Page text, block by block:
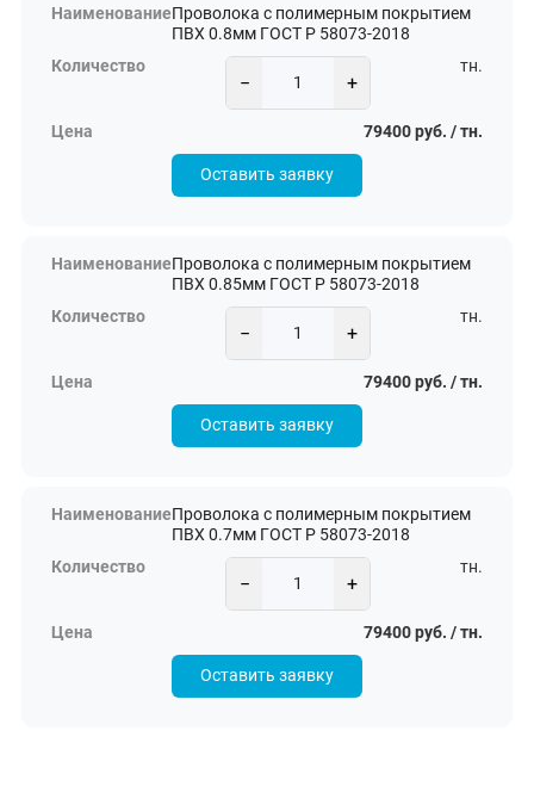
Проволока с полимерным покрытием
ПВХ 0.8мм ГОСТ Р 58073-2018
− +
тн.
79400 руб. / тн.
Оставить заявку
Проволока с полимерным покрытием
ПВХ 0.85мм ГОСТ Р 58073-2018
− +
тн.
79400 руб. / тн.
Оставить заявку
Проволока с полимерным покрытием
ПВХ 0.7мм ГОСТ Р 58073-2018
− +
тн.
79400 руб. / тн.
Оставить заявку